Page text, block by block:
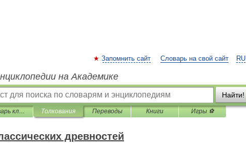
RU
Запомнить сайт Словарь на свой сайт
на Академике
Найти!
Реальный словарь классических древностей Толкования Переводы Книги Игры ⚽
древностей